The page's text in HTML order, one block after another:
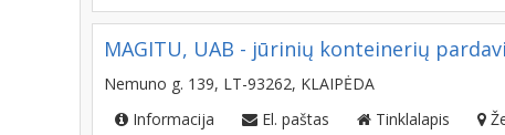
MAGITU, UAB - jūrinių konteinerių
Nemuno g. 139, LT-93262, KLAIPĖDA
Informacija
El. paštas Tinklalapis